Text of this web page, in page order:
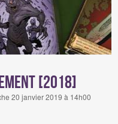
[2018]
20 janvier 2019 à 14h00